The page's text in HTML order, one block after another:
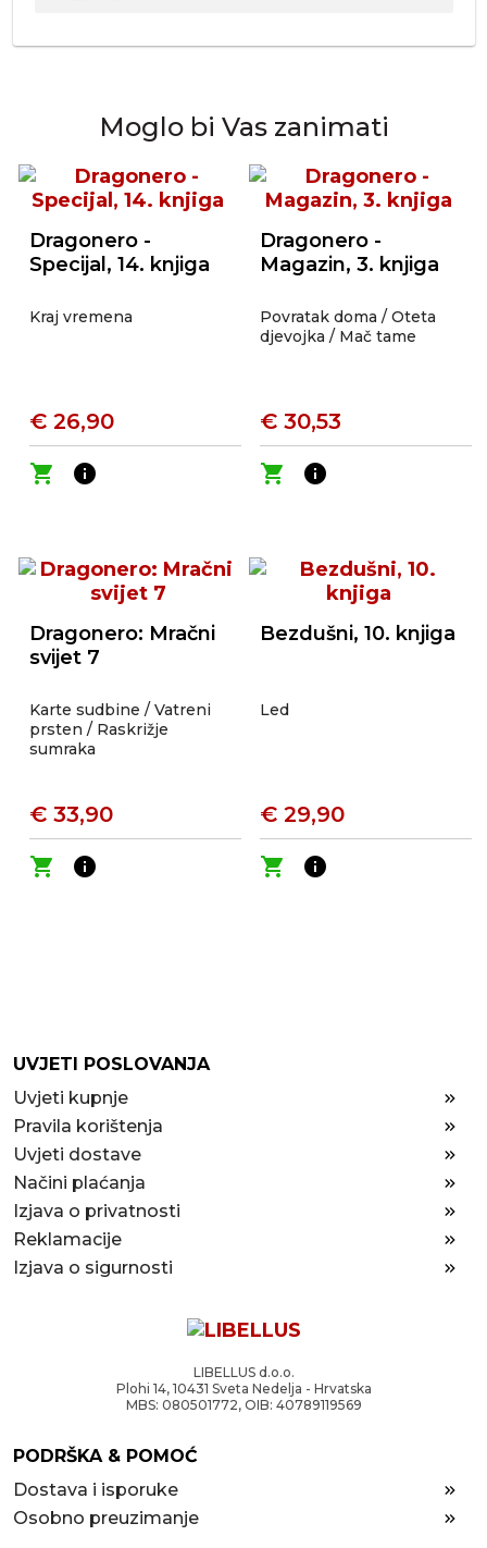
Moglo bi Vas zanimati
Dragonero -
Specijal, 14. knjiga
Kraj vremena
€ 26,90
shopping_cart
info
Dragonero -
Magazin, 3. knjiga
Povratak doma / Oteta
djevojka / Mač tame
€ 30,53
shopping_cart
info
Dragonero: Mračni
svijet 7
Karte sudbine / Vatreni
prsten / Raskrižje
sumraka
€ 33,90
shopping_cart
info
Bezdušni, 10. knjiga
Led
€ 29,90
shopping_cart
info
UVJETI POSLOVANJA
Uvjeti kupnje
Pravila korištenja
Uvjeti dostave
Načini plaćanja
Izjava o privatnosti
Reklamacije
Izjava o sigurnosti
LIBELLUS d.o.o.
Plohi 14, 10431 Sveta Nedelja - Hrvatska
MBS: 080501772, OIB: 40789119569
PODRŠKA & POMOĆ
Dostava i isporuke
Osobno preuzimanje